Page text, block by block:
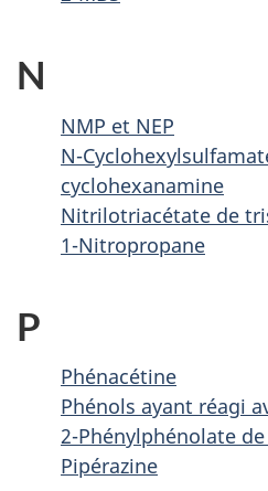
N
NMP et NEP
N-
cyclohexanamine
Nitrilotriacétate de
1-Nitropropane
P
Phénacétine
Phénols ayant réagi
2-Phénylphénolate
Pipérazine